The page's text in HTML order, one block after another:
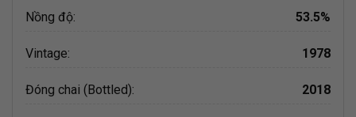
Nồng độ: 53.5%
Vintage: 1978
Đóng chai (Bottled): 2018